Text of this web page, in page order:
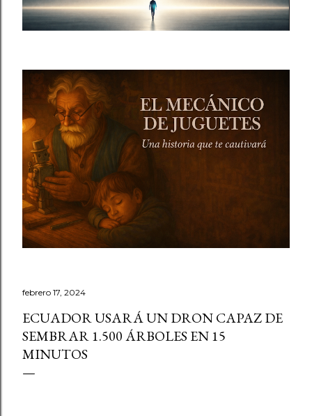
febrero 17, 2024
ECUADOR USARÁ UN DRON CAPAZ DE
SEMBRAR 1.500 ÁRBOLES EN 15
MINUTOS